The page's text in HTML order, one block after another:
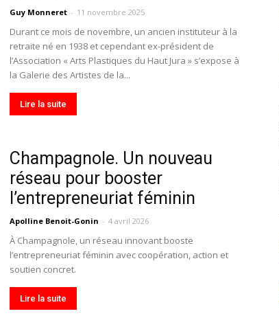
Guy Monneret - 11 novembre 2025
Durant ce mois de novembre, un ancien instituteur à la
retraite né en 1938 et cependant ex-président de
l’Association « Arts Plastiques du Haut Jura » s’expose à
la Galerie des Artistes de la...
Lire la suite
Champagnole. Un nouveau
réseau pour booster
l’entrepreneuriat féminin
Apolline Benoit-Gonin - 4 avril 2026
À Champagnole, un réseau innovant booste
l’entrepreneuriat féminin avec coopération, action et
soutien concret.
Lire la suite